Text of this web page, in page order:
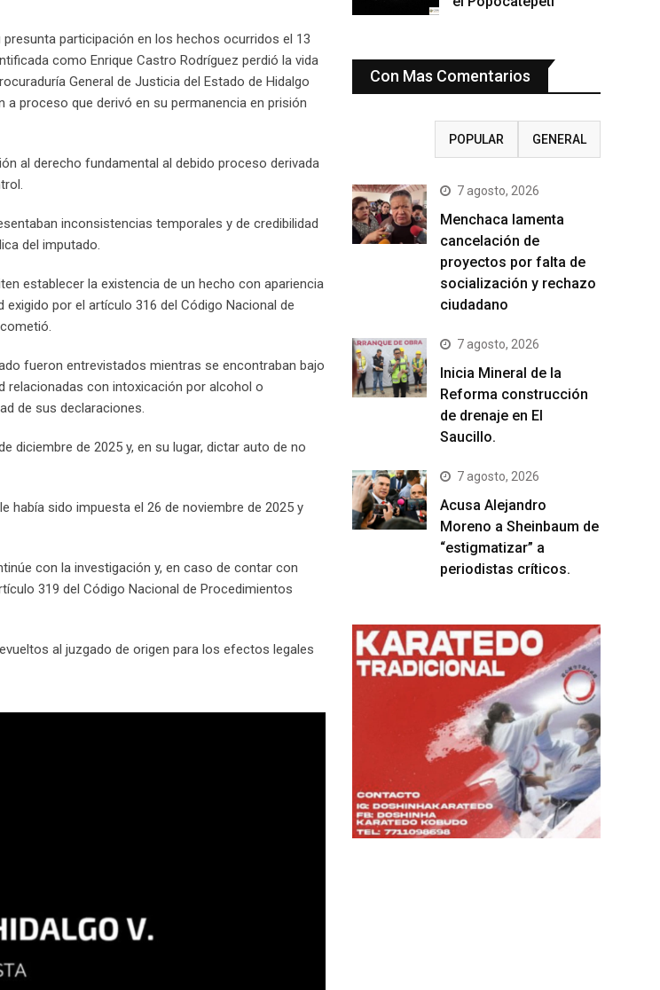
participación en los hechos ocurridos el 13
como Enrique Castro Rodríguez perdió la vida
General de Justicia del Estado de Hidalgo
proceso que derivó en su permanencia en prisión
al derecho fundamental al debido proceso derivada
inconsistencias temporales y de credibilidad
del imputado.
establecer la existencia de un hecho con apariencia
por el artículo 316 del Código Nacional de
fueron entrevistados mientras se encontraban bajo
relacionadas con intoxicación por alcohol o
de sus declaraciones.
diciembre de 2025 y, en su lugar, dictar auto de no
había sido impuesta el 26 de noviembre de 2025 y
con la investigación y, en caso de contar con
319 del Código Nacional de Procedimientos
al juzgado de origen para los efectos legales
Con Mas Comentarios
POPULAR GENERAL
7 agosto, 2026
Menchaca lamenta
cancelación de
proyectos por falta de
socialización y rechazo
ciudadano
7 agosto, 2026
Inicia Mineral de la
Reforma construcción
de drenaje en El
Saucillo.
7 agosto, 2026
Acusa Alejandro
Moreno a Sheinbaum de
“estigmatizar” a
periodistas críticos.